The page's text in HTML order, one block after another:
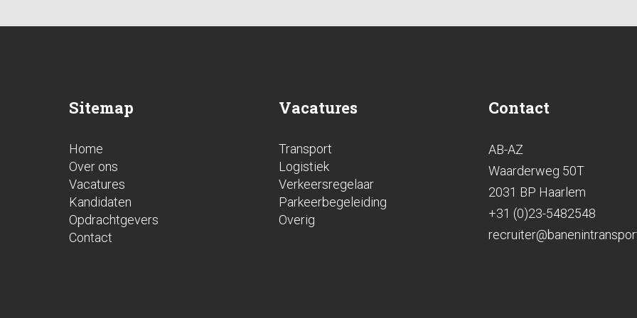
Sitemap
Home
Over ons
Vacatures
Kandidaten
Opdrachtgevers
Contact
Vacatures
Transport
Logistiek
Verkeersregelaar
Parkeerbegeleiding
Overig
Contact
AB-AZ
Waarderweg 50T
2031 BP Haarlem
+31 (0)23-5482548